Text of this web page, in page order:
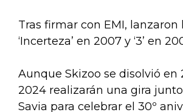
Tras firmar con EMI, lanzaron
‘Incerteza’ en 2007 y ‘3’ en
Aunque Skizoo se disolvió en
2024 realizarán una gira
Savia para celebrar el 30º